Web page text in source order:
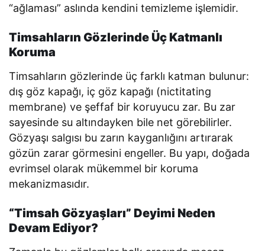
“ağlaması” aslında kendini temizleme işlemidir.
Timsahların Gözlerinde Üç Katmanlı
Koruma
Timsahların gözlerinde üç farklı katman bulunur:
dış göz kapağı, iç göz kapağı (nictitating
membrane) ve şeffaf bir koruyucu zar. Bu zar
sayesinde su altındayken bile net görebilirler.
Gözyaşı salgısı bu zarın kayganlığını artırarak
gözün zarar görmesini engeller. Bu yapı, doğada
evrimsel olarak mükemmel bir koruma
mekanizmasıdır.
“Timsah Gözyaşları” Deyimi Neden
Devam Ediyor?